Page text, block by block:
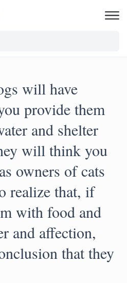
will have
provide them
and shelter
will think you
owners of cats
realize that, if
with food and
and affection,
that they